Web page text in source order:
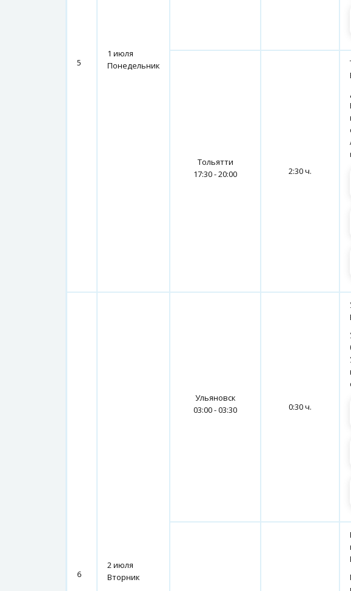
5
1 июля
Понедельник
Тольятти
17:30 - 20:00
2:30 ч.
6
2 июля
Вторник
Ульяновск
03:00 - 03:30
0:30 ч.